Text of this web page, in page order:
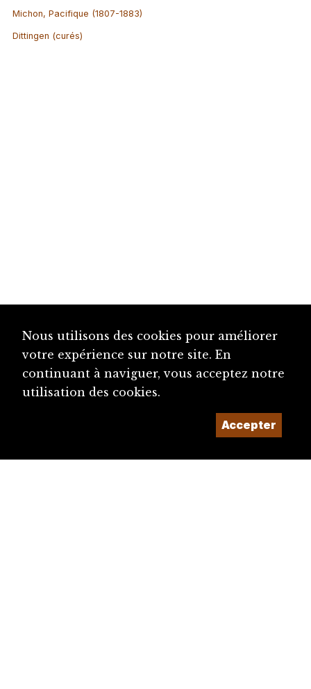
Michon, Pacifique (1807-1883)
Dittingen (curés)
Nous utilisons des cookies pour améliorer
votre expérience sur notre site. En
continuant à naviguer, vous acceptez notre
utilisation des cookies.
Accepter